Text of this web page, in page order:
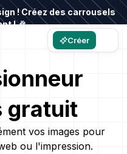
! Créez des carrousels
! 🎉
Créer
gratuit
vos images pour
ou l'impression.